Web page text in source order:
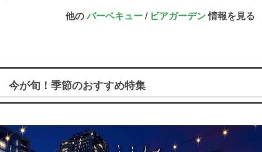
他のバーベキュー/ ビアガーデン情報を見る
今が旬！季節のおすすめ特集